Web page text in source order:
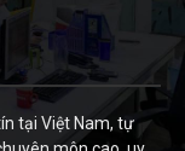
tại Việt Nam, tự